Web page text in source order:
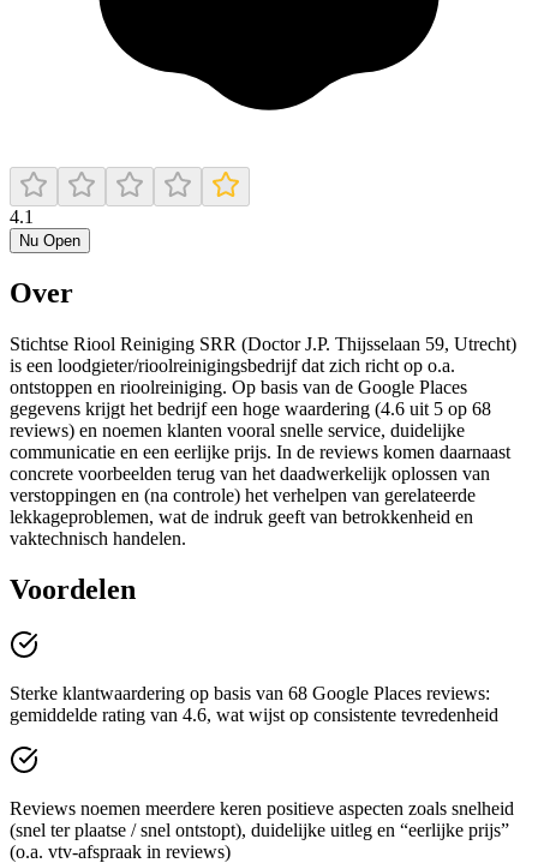
4.1
Nu Open
Over
Stichtse Riool Reiniging SRR (Doctor J.P. Thijsselaan 59, Utrecht)
is een loodgieter/rioolreinigingsbedrijf dat zich richt op o.a.
ontstoppen en rioolreiniging. Op basis van de Google Places
gegevens krijgt het bedrijf een hoge waardering (4.6 uit 5 op 68
reviews) en noemen klanten vooral snelle service, duidelijke
communicatie en een eerlijke prijs. In de reviews komen daarnaast
concrete voorbeelden terug van het daadwerkelijk oplossen van
verstoppingen en (na controle) het verhelpen van gerelateerde
lekkageproblemen, wat de indruk geeft van betrokkenheid en
vaktechnisch handelen.
Voordelen
Sterke klantwaardering op basis van 68 Google Places reviews:
gemiddelde rating van 4.6, wat wijst op consistente tevredenheid
Reviews noemen meerdere keren positieve aspecten zoals snelheid
(snel ter plaatse / snel ontstopt), duidelijke uitleg en “eerlijke prijs”
(o.a. vtv-afspraak in reviews)